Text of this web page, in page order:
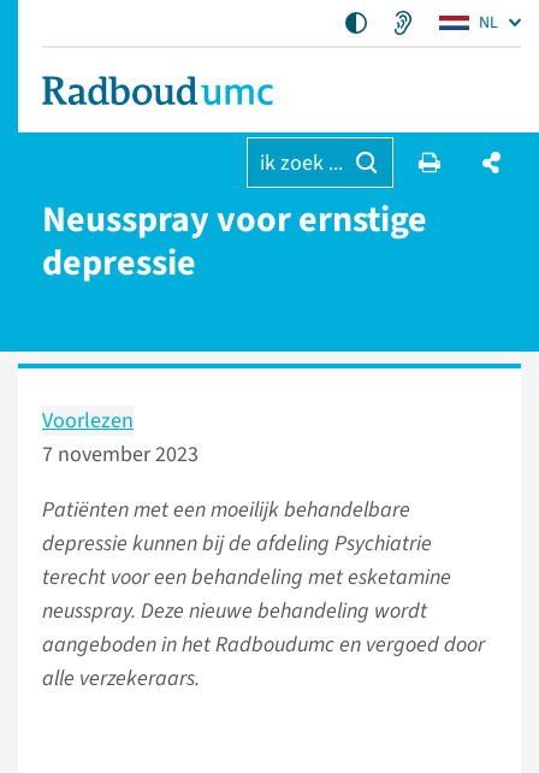
NL
ik zoek ...
Neusspray voor ernstige
depressie
Voorlezen
7 november 2023
Patiënten met een moeilijk behandelbare
depressie kunnen bij de afdeling Psychiatrie
terecht voor een behandeling met esketamine
neusspray. Deze nieuwe behandeling wordt
aangeboden in het Radboudumc en vergoed door
alle verzekeraars.